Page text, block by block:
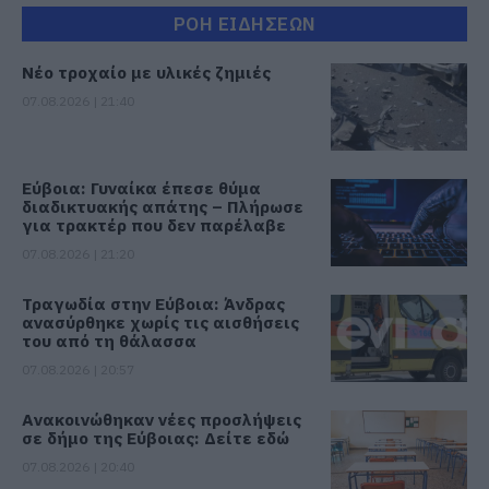
ΡΟΗ ΕΙΔΗΣΕΩΝ
Νέο τροχαίο με υλικές ζημιές
Εύβοια: Γυναίκα έπεσε θύμα
διαδικτυακής απάτης – Πλήρωσε
για τρακτέρ που δεν παρέλαβε
Τραγωδία στην Εύβοια: Άνδρας
ανασύρθηκε χωρίς τις αισθήσεις
του από τη θάλασσα
Ανακοινώθηκαν νέες προσλήψεις
σε δήμο της Εύβοιας: Δείτε εδώ